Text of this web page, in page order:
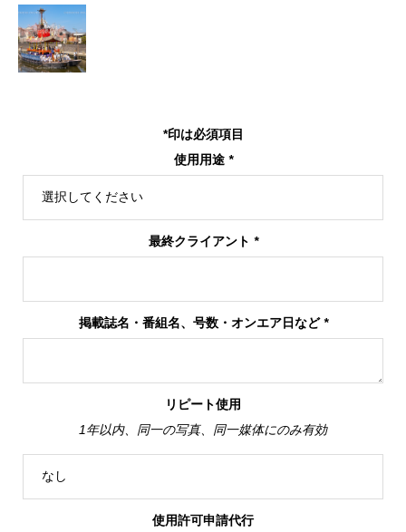
*印は必須項目
使用用途 *
最終クライアント *
掲載誌名・番組名、号数・オンエア日など*
リピート使用
1年以内、同一の写真、同一媒体にのみ有効
使用許可申請代行